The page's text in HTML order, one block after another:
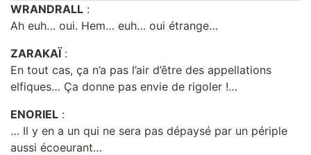
WRANDRALL :
Ah euh… oui. Hem… euh… oui étrange…
ZARAKAÏ :
En tout cas, ça n’a pas l’air d’être des appellations
elfiques… Ça donne pas envie de rigoler !…
ENORIEL :
… Il y en a un qui ne sera pas dépaysé par un périple
aussi écoeurant…